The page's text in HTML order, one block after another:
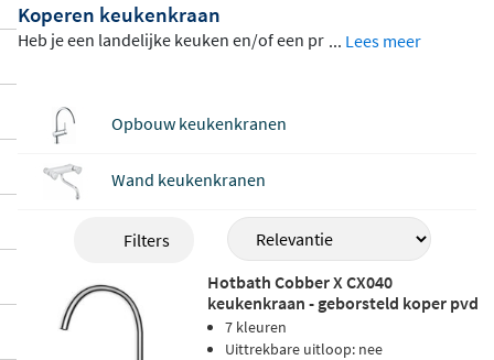
Koperen keukenkraan
Heb je een landelijke keuken en/of een pr
m een koperen keukenkraan aan te schaff
en. Een koperen keukenkraan geeft net d
at beetje extra landelijkheid in je keuken e
n de kleur koper staat prachtig bij de grijz
e ondertonen van deze bladen. Onze kop
eren keukenkranen zijn gemaakt vanmes
(metaalsoort) en hebben eengeborst
eld koperen finish
... Lees meer
Opbouw keukenkranen
Wand keukenkranen
Filters
Hotbath Cobber X CX040
keukenkraan - geborsteld koper pvd
7 kleuren
Uittrekbare uitloop: nee